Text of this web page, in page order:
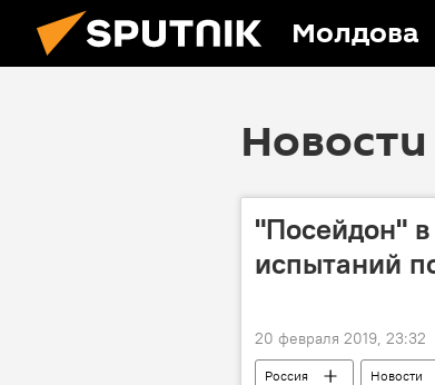
Молдова
"Посейдон"
испытаний
20 февраля 2019, 23:32
Россия Новости